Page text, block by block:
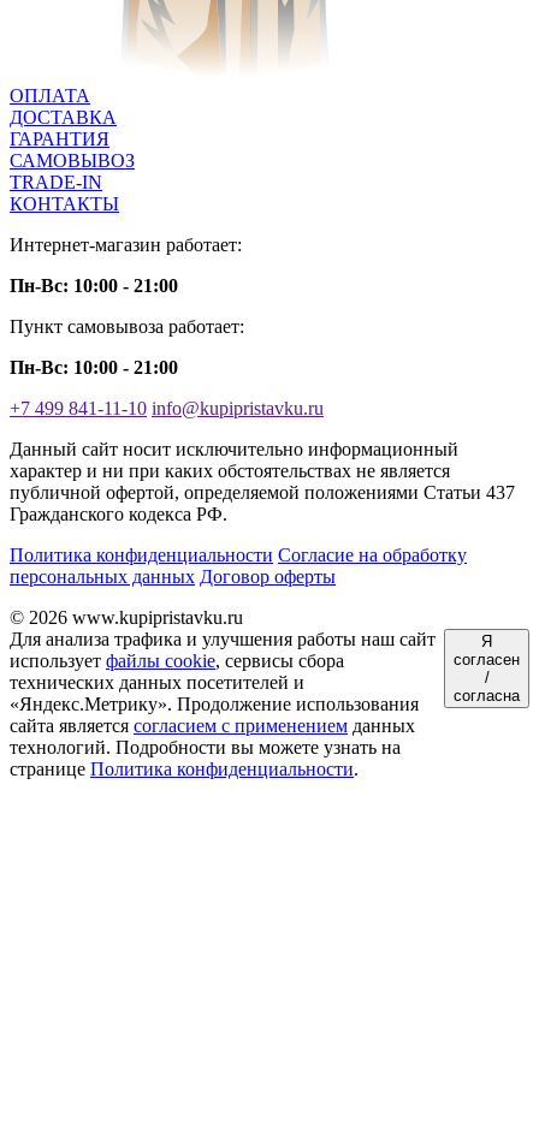
ОПЛАТА
ДОСТАВКА
ГАРАНТИЯ
САМОВЫВОЗ
TRADE-IN
КОНТАКТЫ
Интернет-магазин работает:
Пн-Вс: 10:00 - 21:00
Пункт самовывоза работает:
Пн-Вс: 10:00 - 21:00
+7 499 841-11-10 info@kupipristavku.ru
Данный сайт носит исключительно информационный
характер и ни при каких обстоятельствах не является
публичной офертой, определяемой положениями Статьи 437
Гражданского кодекса РФ.
Политика конфиденциальности Согласие на обработку
персональных данных Договор оферты
© 2026 www.kupipristavku.ru
Для анализа трафика и улучшения работы наш сайт
использует файлы cookie, сервисы сбора
технических данных посетителей и
«Яндекс.Метрику». Продолжение использования
сайта является согласием с применением данных
технологий. Подробности вы можете узнать на
странице Политика конфиденциальности.
Я
согласен
/
согласна